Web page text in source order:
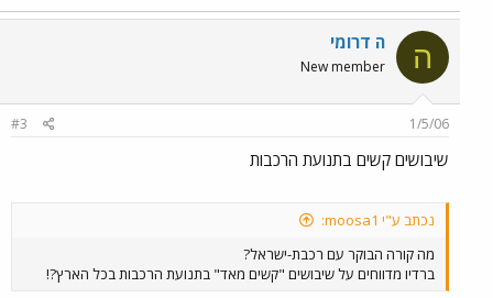
ה ה דרומי
New member
1/5/06
#3
שיבושים קשים בתנועת הרכבות
נכתב ע"י moosa1:
מה קורה הבוקר עם רכבת-ישראל?
ברדיו מדווחים על שיבושים "קשים מאד" בתנועת הרכבות בכל הארץ?!